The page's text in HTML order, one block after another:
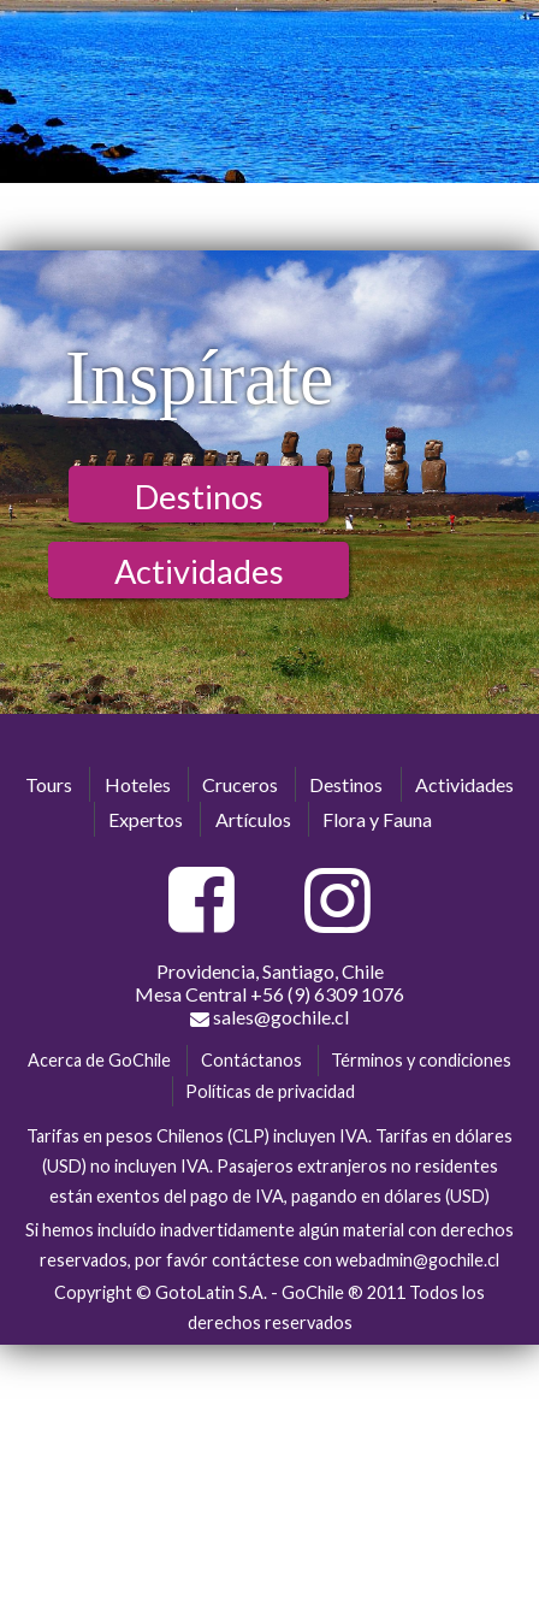
Inspírate
Destinos
Actividades
Tours Hoteles Cruceros Destinos
Actividades
Expertos
Artículos Flora y Fauna
Providencia, Santiago, Chile
Mesa Central +56 (9) 6309 1076
sales@gochile.cl
Acerca de GoChile Contáctanos
Términos y condiciones
Políticas de privacidad
Tarifas en pesos Chilenos (CLP) incluyen IVA. Tarifas en dólares
(USD) no incluyen IVA. Pasajeros extranjeros no residentes
están exentos del pago de IVA, pagando en dólares (USD)
Si hemos incluído inadvertidamente algún material con derechos
reservados, por favór contáctese con webadmin@gochile.cl
Copyright © GotoLatin S.A. - GoChile ® 2011 Todos los
derechos reservados